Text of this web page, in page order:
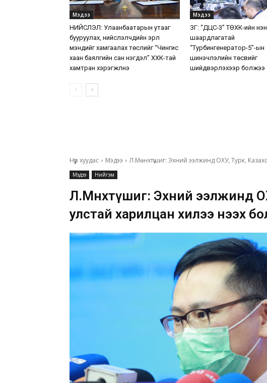
Мэдээ
НИЙСЛЭЛ: Улаанбаатарын утааг
бууруулах, нийслэлчүүдийн эрүүл
мэндийг хамгаалах төслийг “Чингис
хаан баялгийн сан нэгдэл” ХХК-тай
хамтран хэрэгжүүлнэ
Мэдээ
ЗГ: “ДЦС-3” ТӨХК-ийн нэн
шаардлагатай
“Турбингенератор-5”-ын
шинэчлэлийн төсвийг
шийдвэрлэхээр болжээ